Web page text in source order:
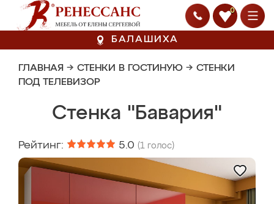
0
БАЛАШИХА
ГЛАВНАЯ → СТЕНКИ В ГОСТИНУЮ → СТЕНКИ
ПОД ТЕЛЕВИЗОР
Стенка "Бавария"
Рейтинг: 5.0 (1 голос)